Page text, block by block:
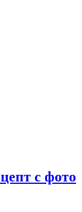
с фото